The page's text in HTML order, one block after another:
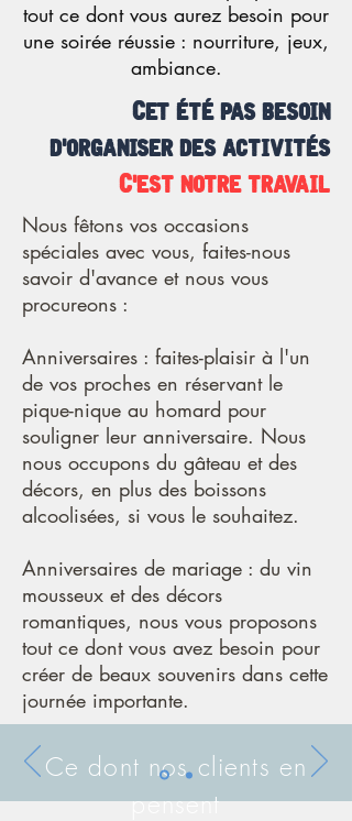
tout ce dont vous aurez besoin pour
une soirée réussie : nourriture, jeux,
ambiance.
Cet été pas besoin
d'organiser des activités
C'est notre travail
Nous fêtons vos occasions
spéciales avec vous, faites-nous
savoir d'avance et nous vous
procureons :
Anniversaires : faites-plaisir à l'un
de vos proches en réservant le
pique-nique au homard pour
souligner leur anniversaire. Nous
nous occupons du gâteau et des
décors, en plus des boissons
alcoolisées, si vous le souhaitez.
Anniversaires de mariage : du vin
mousseux et des décors
romantiques, nous vous proposons
tout ce dont vous avez besoin pour
créer de beaux souvenirs dans cette
journée importante.
Ce dont nos clients en
pensent